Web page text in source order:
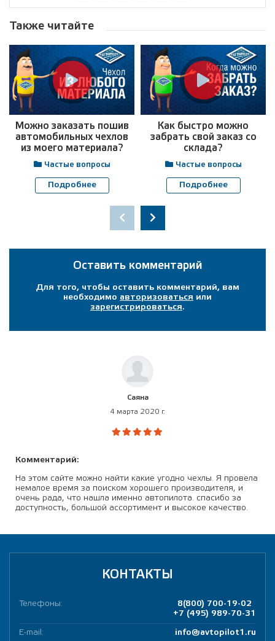
Также читайте
Можно заказать пошив
автомобильных чехлов
из моего материала?
Частые вопросы
Подробнее
Как быстро можно
забрать свой заказ со
склада?
Частые вопросы
Подробнее
Оставить комментарий
Для того, чтобы оставить комментарий, вам
необходимо авторизоваться или
зарегистрироваться.
Саяна
4 марта 2020 г.
Комментарий:
На этом сайте можно найти какие угодно чехлы. Я провела
немалое время за поиском хорошего производителя, и
очень рада, что нашла именно автопилота. спасибо за
доступность, большой ассортимент и высокое качество.
КОНТАКТЫ
Телефоны:
8(800) 700-19-02
+7 (495) 989-70-31
E-mail: info@avtopilot1.ru